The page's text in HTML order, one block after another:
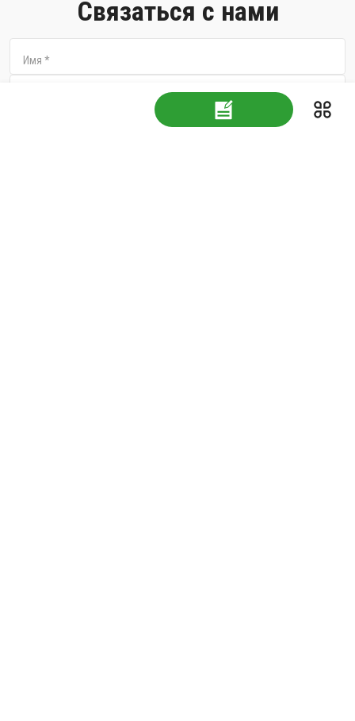
Связаться с нами
Имя *